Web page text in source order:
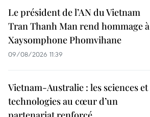
Le président de l’AN du Vietnam
Tran Thanh Man rend hommage à
Xaysomphone Phomvihane
09/08/2026 11:39
Vietnam-Australie : les sciences et
technologies au cœur d’un